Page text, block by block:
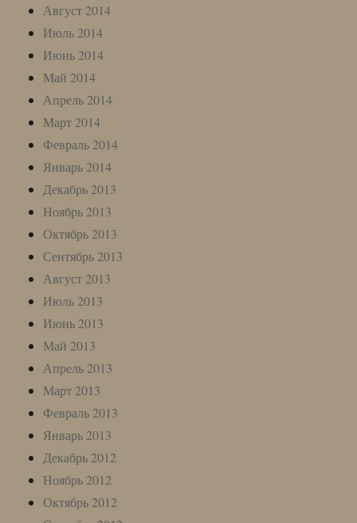
Август 2014
Июль 2014
Июнь 2014
Май 2014
Апрель 2014
Март 2014
Февраль 2014
Январь 2014
Декабрь 2013
Ноябрь 2013
Октябрь 2013
Сентябрь 2013
Август 2013
Июль 2013
Июнь 2013
Май 2013
Апрель 2013
Март 2013
Февраль 2013
Январь 2013
Декабрь 2012
Ноябрь 2012
Октябрь 2012